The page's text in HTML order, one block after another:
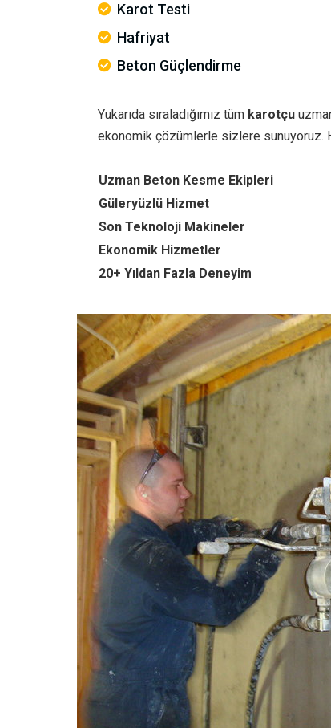
Karot Testi
Hafriyat
Beton Güçlendirme
Yukarıda sıraladığımız tüm karotçu
ekonomik çözümlerle sizlere sunuyoruz.
Uzman Beton Kesme Ekipleri
Güleryüzlü Hizmet
Son Teknoloji Makineler
Ekonomik Hizmetler
20+ Yıldan Fazla Deneyim